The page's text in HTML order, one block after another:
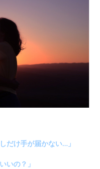
だけ手が届かない…」
いの？」